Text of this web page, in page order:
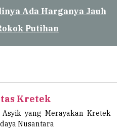
Ada Harganya Jauh
Putihan
Kretek
Asyik yang Merayakan Kretek
Nusantara